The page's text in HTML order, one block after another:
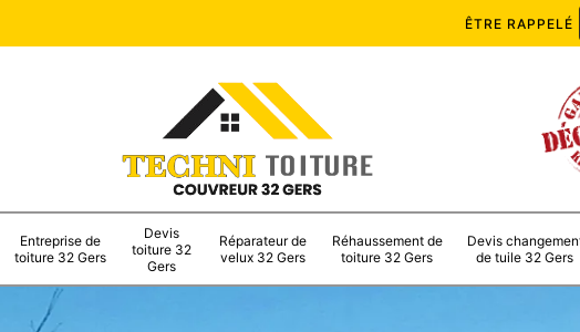
ÊTRE RAPPELÉ
Entreprise de
toiture 32 Gers
Devis
toiture 32
Gers
Réparateur de
velux 32 Gers
Réhaussement de
toiture 32 Gers
Devis
de tuile 32 Gers